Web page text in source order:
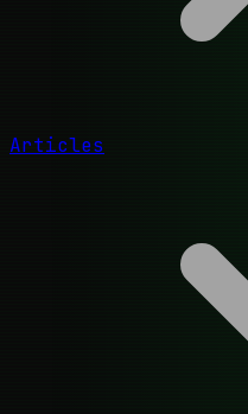
Articles